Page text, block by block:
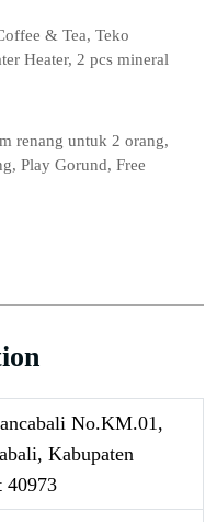
& Tea, Teko
Heater, 2 pcs mineral
renang untuk 2 orang,
Play Gorund, Free
No.KM.01,
Kabupaten
40973